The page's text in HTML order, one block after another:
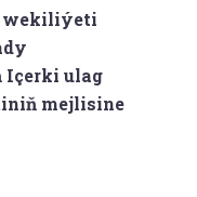
wekiliýeti
ulag
mejlisine